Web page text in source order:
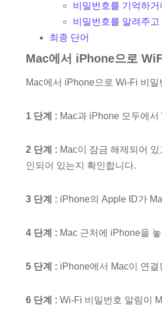
비밀번호를 기억하
비밀번호를 알려주
최종 단어
Mac에서 iPhone으로
Mac에서 iPhone으로 Wi-Fi 비
1 단계 : Mac과 iPhone 모두에
2 단계 : Mac이 잠금 해제되어
인되어 있는지 확인합니다.
3 단계 : iPhone의 Apple ID가
4 단계 : Mac 근처에 iPhone을
5 단계 : iPhone에서 Mac이 연
6 단계 : Wi-Fi 비밀번호 알림이